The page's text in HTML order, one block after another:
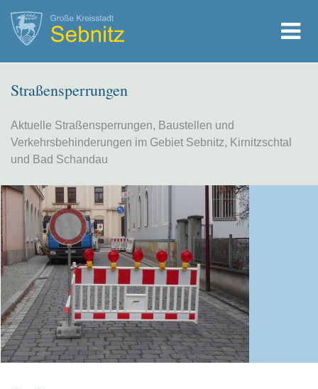
Straßensperrungen
Aktuelle Straßensperrungen, Baustellen und
Verkehrsbehinderungen im Gebiet Sebnitz, Kirnitzschtal
und Bad Schandau